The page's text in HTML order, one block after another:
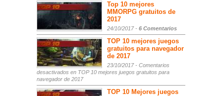
Top 10 mejores
MMORPG gratuitos de
2017
24/10/2017 - 6 Comentarios
TOP 10 mejores juegos
gratuitos para navegador
de 2017
23/10/2017 - Comentarios
desactivados en TOP 10 mejores juegos gratuitos para
navegador de 2017
TOP 10 Mejores juegos